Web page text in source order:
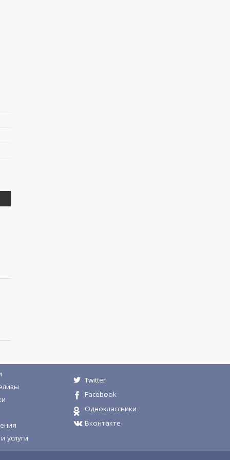
услуги
Twitter
Facebook
Одноклассники
Вконтакте